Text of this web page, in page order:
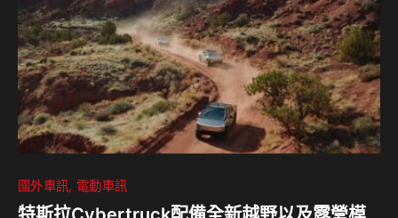
推薦人則可獲得 300 點 Gogo…
國外車訊 電動車訊